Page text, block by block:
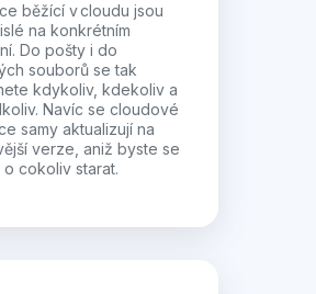
běžící v cloudu jsou
na konkrétním
Do pošty i do
souborů se tak
kdykoliv, kdekoliv a
Navíc se cloudové
samy aktualizují na
verze, aniž byste se
o cokoliv starat.